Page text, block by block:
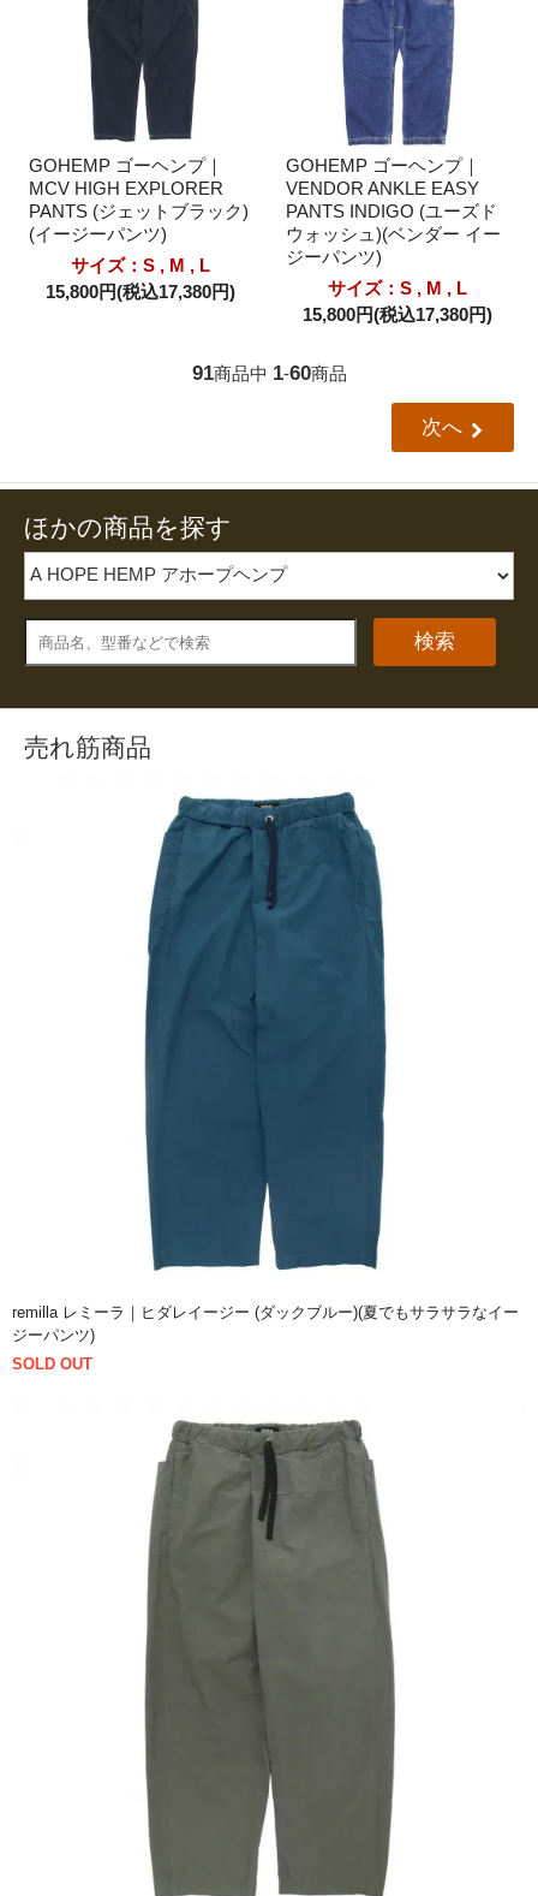
GOHEMP ゴーヘンプ｜
MCV HIGH EXPLORER
PANTS (ジェットブラック)
(イージーパンツ)
サイズ：S , M , L
15,800円(税込17,380円)
GOHEMP ゴーヘンプ｜
VENDOR ANKLE EASY
PANTS INDIGO (ユーズド
ウォッシュ)(ベンダー イー
ジーパンツ)
サイズ：S , M , L
15,800円(税込17,380円)
91商品中 1-60商品
次へ
ほかの商品を探す
検索
売れ筋商品
remilla レミーラ｜ヒダレイージー (ダックブルー)(夏でもサラサラなイー
ジーパンツ)
SOLD OUT